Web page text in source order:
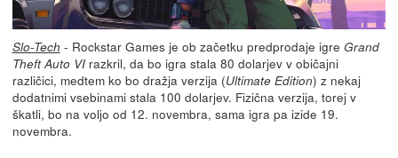
Slo-Tech - Rockstar Games je ob začetku predprodaje igre Grand
Theft Auto VIrazkril, da bo igra stala 80 dolarjev v običajni
različici, medtem ko bo dražja verzija (Ultimate Edition) z nekaj
dodatnimi vsebinami stala 100 dolarjev. Fizična verzija, torej v
škatli, bo na voljo od 12. novembra, sama igra pa izide 19.
novembra.